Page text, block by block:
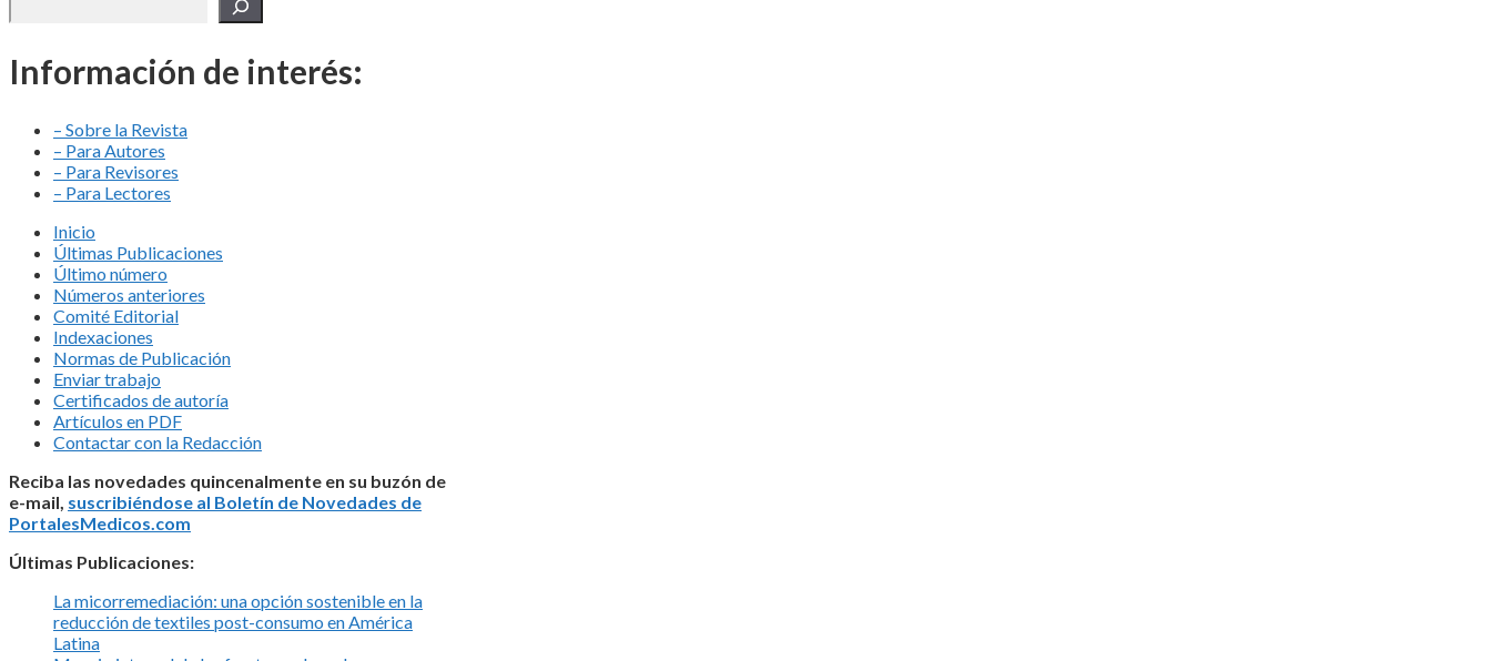
Información de interés:
– Sobre la Revista
– Para Autores
– Para Revisores
– Para Lectores
Inicio
Últimas Publicaciones
Último número
Números anteriores
Comité Editorial
Indexaciones
Normas de Publicación
Enviar trabajo
Certificados de autoría
Artículos en PDF
Contactar con la Redacción
Reciba las novedades quincenalmente en su buzón de
e-mail, suscribiéndose al Boletín de Novedades de
PortalesMedicos.com
Últimas Publicaciones:
La micorremediación: una opción sostenible en la
reducción de textiles post-consumo en América
Latina